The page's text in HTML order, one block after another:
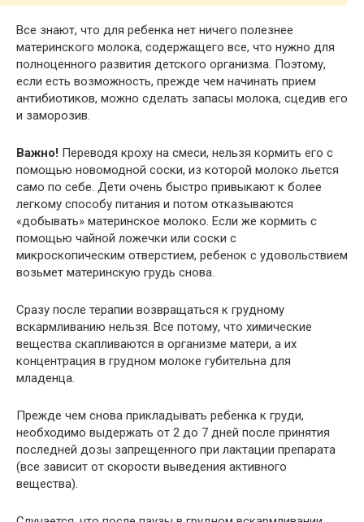
Все знают, что для ребенка нет ничего полезнее
материнского молока, содержащего все, что нужно для
полноценного развития детского организма. Поэтому,
если есть возможность, прежде чем начинать прием
антибиотиков, можно сделать запасы молока, сцедив его
и заморозив.
Важно! Переводя кроху на смеси, нельзя кормить его с
помощью новомодной соски, из которой молоко льется
само по себе. Дети очень быстро привыкают к более
легкому способу питания и потом отказываются
«добывать» материнское молоко. Если же кормить с
помощью чайной ложечки или соски с
микроскопическим отверстием, ребенок с удовольствием
возьмет материнскую грудь снова.
Сразу после терапии возвращаться к грудному
вскармливанию нельзя. Все потому, что химические
вещества скапливаются в организме матери, а их
концентрация в грудном молоке губительна для
младенца.
Прежде чем снова прикладывать ребенка к груди,
необходимо выдержать от 2 до 7 дней после принятия
последней дозы запрещенного при лактации препарата
(все зависит от скорости выведения активного
вещества).